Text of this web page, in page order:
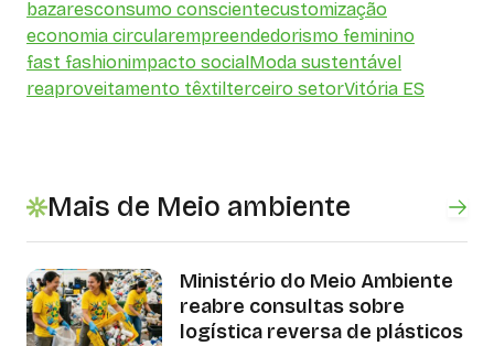
bazaresconsumo conscientecustomização
economia circularempreendedorismo feminino
fast fashionimpacto social Moda sustentável
reaproveitamento têxtil terceiro setorVitória ES
Mais de Meio ambiente
Ministério do Meio Ambiente
reabre consultas sobre
logística reversa de plásticos